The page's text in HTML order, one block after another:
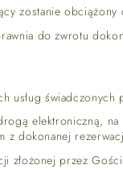
zostanie obciążony
do zwrotu
usług świadczonych
elektroniczną,
z dokonanej
złożonej przez